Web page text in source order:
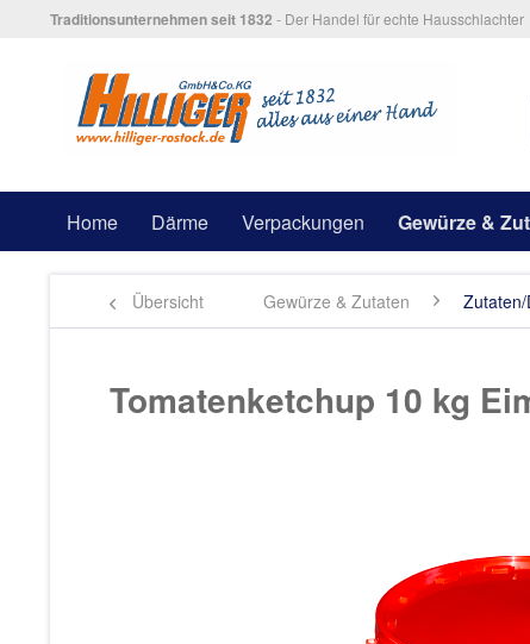
Traditionsunternehmen seit 1832 - Der Handel für echte Hausschlachter
Home Därme Verpackungen Gewürze &
Übersicht Gewürze & Zutaten
Tomatenketchup 10 kg